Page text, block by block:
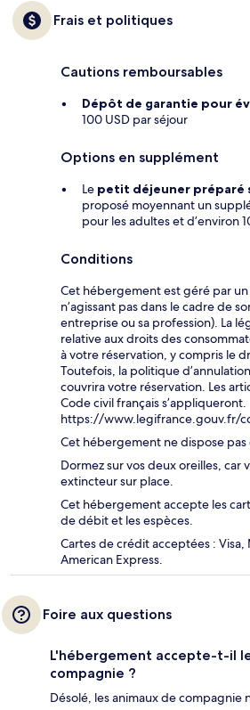
Frais et politiques
Cautions remboursables
Dépôt de garantie pour
100 USD par séjour
Options en supplément
Le petit déjeuner préparé
proposé moyennant un
pour les adultes et d’environ
Conditions
Cet hébergement est géré par
n’agissant pas dans le cadre de
entreprise ou sa profession). La
relative aux droits des
à votre réservation, y compris le
Toutefois, la politique
couvrira votre réservation. Les
Code civil français s’appliqueront.
https://www.legifrance.gouv.fr/
Cet hébergement ne dispose pas
Dormez sur vos deux oreilles, car
extincteur sur place.
Cet hébergement accepte les
de débit et les espèces.
Cartes de crédit acceptées :
American Express.
Foire aux questions
L'hébergement accepte-t-il
compagnie ?
Désolé, les animaux de compagnie